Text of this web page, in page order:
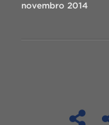
novembro 2014